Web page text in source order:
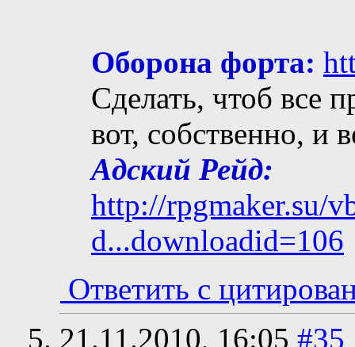
Оборона форта:
Сделать, чтоб все
вот, собственно, и
Адский Рейд:
http://rpgmaker.su/
d...downloadid=106
Ответить с
21.11.2010, 16:05 #35